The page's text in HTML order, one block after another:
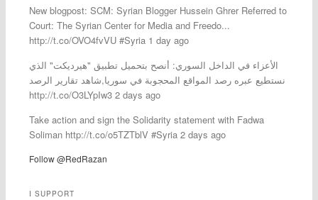
New blogpost: SCM: Syrian Blogger Hussein Ghrer Referred to
Court: The Syrian Center for Media and Freedo...
http://t.co/OVO4fvVU #Syria 1 day ago
الأعزاء في الداخل السوري: أنصح بتحميل تطبيق "هيرديكت" الذي
نستطيع عبره رصد المواقع المحجوبة في سوريا,شاهد تقارير الرصد
http://t.co/O3LYpIw3 2 days ago
Take action and sign the Solidarity statement with Fadwa
Soliman http://t.co/o5TZTblV #Syria 2 days ago
Follow @RedRazan
I SUPPORT